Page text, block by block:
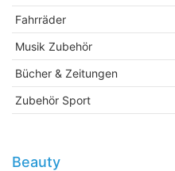
Fahrräder
Musik Zubehör
Bücher & Zeitungen
Zubehör Sport
Beauty